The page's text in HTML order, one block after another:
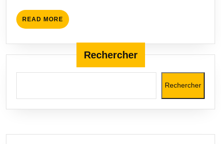
Devis
Comparatif
READ MORE READ
MORE
Rechercher
Rechercher